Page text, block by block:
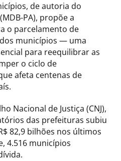
de autoria do
PA), propõe a
o parcelamento de
municípios — uma
para reequilibrar as
o ciclo de
afeta centenas de
Nacional de Justiça (CNJ),
das prefeituras subiu
82,9 bilhões nos últimos
4.516 municípios